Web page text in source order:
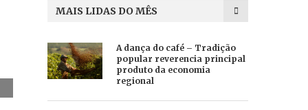
MAIS LIDAS DO MÊS
A dança do café – Tradição
popular reverencia principal
produto da economia
regional